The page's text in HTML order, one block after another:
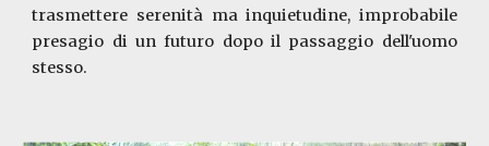
trasmettere serenità ma inquietudine, improbabile
presagio di un futuro dopo il passaggio dell'uomo
stesso.